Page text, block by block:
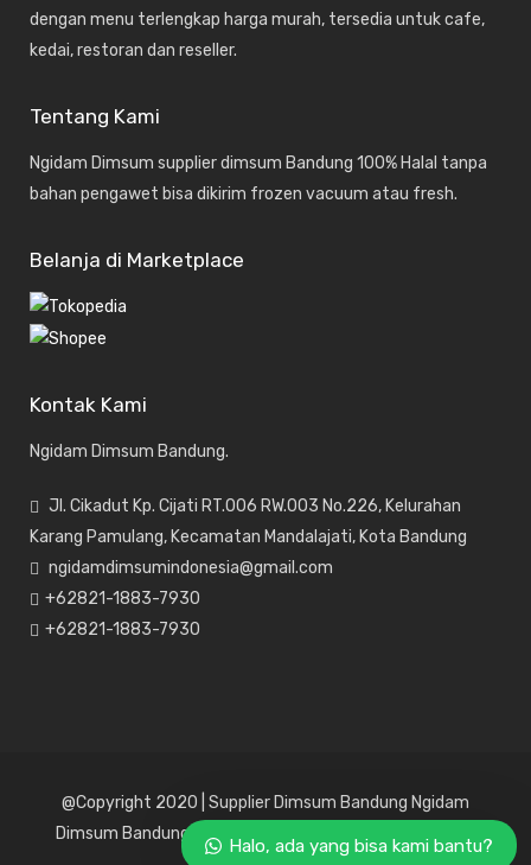
dengan menu terlengkap harga murah, tersedia untuk cafe,
kedai, restoran dan reseller.
Tentang Kami
Ngidam Dimsum supplier dimsum Bandung 100% Halal tanpa
bahan pengawet bisa dikirim frozen vacuum atau fresh.
Belanja di Marketplace
Kontak Kami
Ngidam Dimsum Bandung.
Jl. Cikadut Kp. Cijati RT.006 RW.003 No.226, Kelurahan
Karang Pamulang, Kecamatan Mandalajati, Kota Bandung
ngidamdimsumindonesia@gmail.com
+62821-1883-7930
+62821-1883-7930
@Copyright 2020 | Supplier Dimsum Bandung Ngidam
Dimsum Bandung
| Jasa Website dan Jasa SEO Website
Halo, ada yang bisa kami bantu?